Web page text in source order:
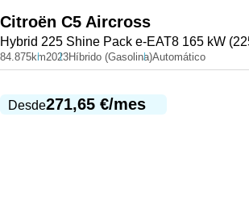
Citroën C5 Aircross
Hybrid 225 Shine Pack e-EAT8 165 kW
84.875km2023Híbrido (Gasolina)Automático
Desde271,65 €/mes